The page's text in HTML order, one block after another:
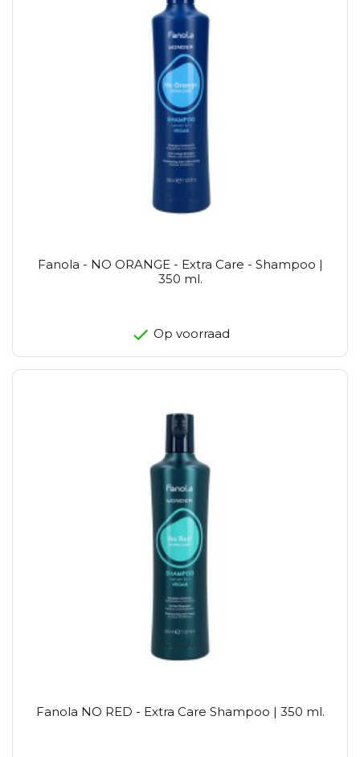
Fanola - NO ORANGE - Extra Care - Shampoo |
350 ml.
Op voorraad
Fanola NO RED - Extra Care Shampoo | 350 ml.